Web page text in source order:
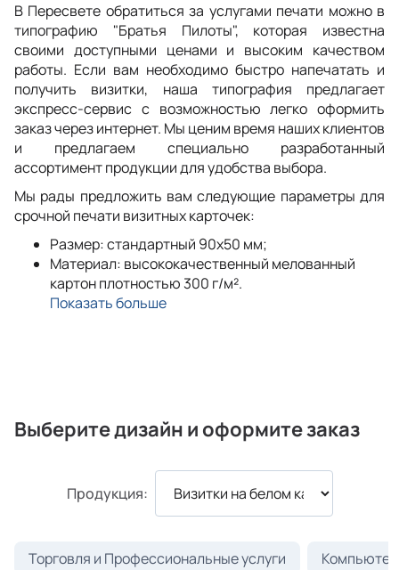
В Пересвете обратиться за услугами печати можно в
типографию "Братья Пилоты", которая известна
своими доступными ценами и высоким качеством
работы. Если вам необходимо быстро напечатать и
получить визитки, наша типография предлагает
экспресс-сервис с возможностью легко оформить
заказ через интернет. Мы ценим время наших клиентов
и предлагаем специально разработанный
ассортимент продукции для удобства выбора.
Мы рады предложить вам следующие параметры для
срочной печати визитных карточек:
Размер: стандартный 90x50 мм;
Материал: высококачественный мелованный
картон плотностью 300 г/м².
Показать больше
Выберите дизайн и оформите заказ
Продукция:
Торговля и Профессиональные услуги